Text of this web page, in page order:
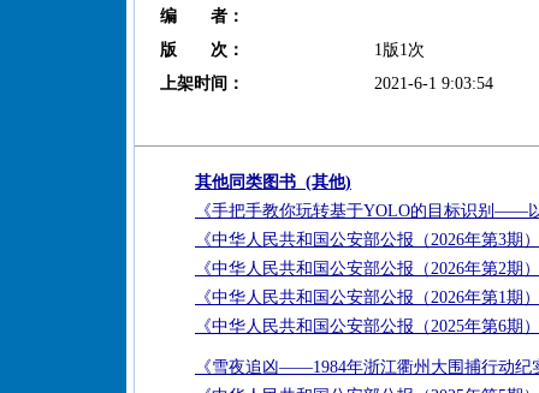
编 者：
版 次：
1版1次
上架时间：
2021-6-1 9:03:54
其他同类图书 (其他)
《手把手教你玩转基于YOLO的目标识别——
《中华人民共和国公安部公报（2026年第3期
《中华人民共和国公安部公报（2026年第2期
《中华人民共和国公安部公报（2026年第1期
《中华人民共和国公安部公报（2025年第6期
《雪夜追凶——1984年浙江衢州大围捕行动纪